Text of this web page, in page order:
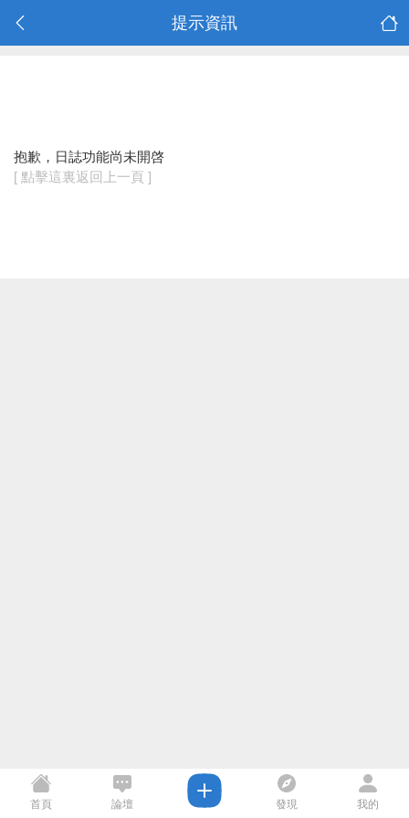
提示資訊
抱歉，日誌功能尚未開啓
[ 點擊這裏返回上一頁 ]
首頁 論壇 發現 我的